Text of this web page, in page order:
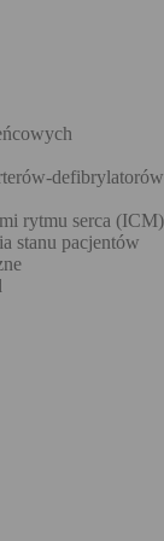
rytmu serca (ICM)
stanu pacjentów